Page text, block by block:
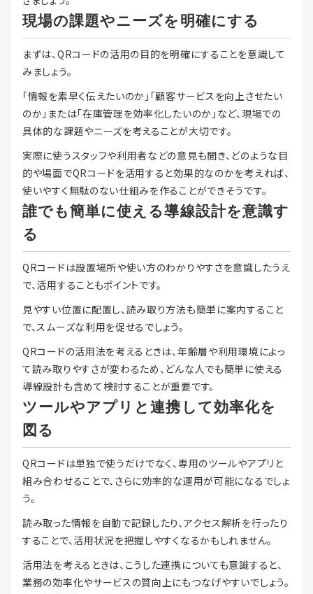
現場の課題やニーズを明確にする
まずは、QRコードの活用の目的を明確にすることを意識して
みましょう。
「情報を素早く伝えたいのか」「顧客サービスを向上させたい
のか」または「在庫管理を効率化したいのか」など、現場での
具体的な課題やニーズを考えることが大切です。
実際に使うスタッフや利用者などの意見も聞き、どのような目
的や場面でQRコードを活用すると効果的なのかを考えれば、
使いやすく無駄のない仕組みを作ることができそうです。
誰でも簡単に使える導線設計を意識す
る
QRコードは設置場所や使い方のわかりやすさを意識したうえ
で、活用することもポイントです。
見やすい位置に配置し、読み取り方法も簡単に案内すること
で、スムーズな利用を促せるでしょう。
QRコードの活用法を考えるときは、年齢層や利用環境によっ
て読み取りやすさが変わるため、どんな人でも簡単に使える
導線設計も含めて検討することが重要です。
ツールやアプリと連携して効率化を
図る
QRコードは単独で使うだけでなく、専用のツールやアプリと
組み合わせることで、さらに効率的な運用が可能になるでしょ
う。
読み取った情報を自動で記録したり、アクセス解析を行ったり
することで、活用状況を把握しやすくなるかもしれません。
活用法を考えるときは、こうした連携についても意識すると、
業務の効率化やサービスの質向上にもつなげやすいでしょう。